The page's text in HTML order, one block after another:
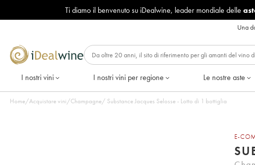
Ti diamo il benvenuto su iDealwine, leader mondiale delle
Una
I nostri vini I nostri vini per regione Le nostre aste
Home/Acquistare vini/Champagne/ Substance Jacques Selosse - Lotto di 1 bottiglia
E-